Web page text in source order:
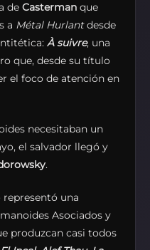
de Casterman que
a Métal Hurlantdesde
À suivre, una
que, desde su título
el foco de atención en
necesitaban un
el salvador llegó y
.
una
Asociados y
produzcan casi todos